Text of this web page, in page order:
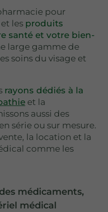
pour
les produits
santé et votre bien-
large gamme de
soins du visage et
rayons dédiés à la
et la
aussi des
en série ou sur mesure.
la location et la
comme les
médicaments,
médical